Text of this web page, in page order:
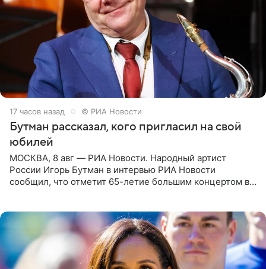
17 часов назад © РИА Новости
Бутман рассказал, кого пригласил на свой
юбилей
МОСКВА, 8 авг — РИА Новости. Народный артист
России Игорь Бутман в интервью РИА Новости
сообщил, что отметит 65-летие большим концертом в